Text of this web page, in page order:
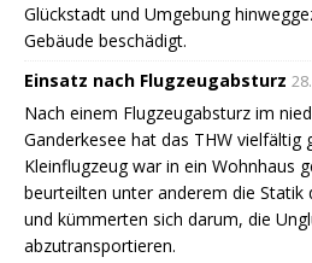
Glückstadt und Umgebung
Gebäude beschädigt.
Einsatz nach Flugzeugabsturz
Nach einem Flugzeugabsturz im
Ganderkesee hat das THW vielfältig
Kleinflugzeug war in ein Wohnhaus
beurteilten unter anderem die Statik
und kümmerten sich darum, die
abzutransportieren.